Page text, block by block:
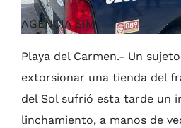
AGENCIA SIM
Playa del Carmen.- Un
extorsionar una tienda del
del Sol sufrió esta tarde un
linchamiento, a manos de